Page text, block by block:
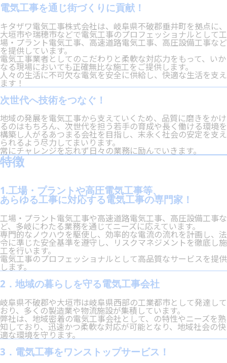
ABOUT
電気工事を通じ街づくりに貢献！
キタザワ電気工事株式会社は、岐阜県不破郡垂井町を拠点に、
大垣市や瑞穂市などで電気工事のプロフェッショナルとして工
場・プラント電気工事、高速道路電気工事、高圧設備工事など
を提供しています。
電気工事業者としてのこだわりと柔軟な対応力をもって、いか
なる現場においても正確無比な施工をご提供します。
人々の生活に不可欠な電気を安全に供給し、快適な生活を支え
ます！
次世代へ技術をつなぐ！
地域の発展を電気工事から支えていくため、品質に磨きをかけ
るのはもちろん、次世代を担う若手の育成や長く働ける環境を
構築し人がるあつまる会社を目指し、末永く社会の安定を支え
られるよう尽力してまいります。
常にチャレンジを忘れず日々の業務に励んでいきます。
特徴
1.工場・プラントや高圧電気工事等、
あらゆる工事に対応する電気工事の専門家！
工場・プラント電気工事や高速道路電気工事、高圧設備工事な
ど、多岐にわたる業務を通じてニーズに応えています。
専門的なノウハウを駆使し、効率的な電流の流れを計画し、法
令に準じた安全基準を遵守し、リスクマネジメントを徹底し施
工を行います。
電気工事のプロフェッショナルとして高品質なサービスを提供
します。
2．地域の暮らしを守る電気工事会社
岐阜県不破郡や大垣市は岐阜県西部の工業都市として発達して
おり、多くの製造業や物流施設が集積しています。
弊社は、地域密着の電気工事会社として、の特性やニーズを熟
知しており、迅速かつ柔軟な対応が可能となり、地域社会の快
適な環境を守ります。
3．電気工事をワンストップサービス！